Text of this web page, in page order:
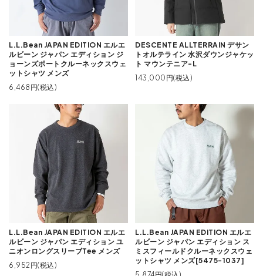
L.L.Bean JAPAN EDITION エルエ
ルビーン ジャパン エディション ジ
ョーンズポートクルーネックスウェ
ットシャツ メンズ
6,468円(税込)
DESCENTE ALLTERRAIN デサン
トオルテライン 水沢ダウンジャケッ
ト マウンテニア-L
143,000円(税込)
L.L.Bean JAPAN EDITION エルエ
ルビーン ジャパン エディション ユ
ニオンロングスリーブTee メンズ
6,952円(税込)
L.L.Bean JAPAN EDITION エルエ
ルビーン ジャパン エディション ス
ミスフィールドクルーネックスウェ
ットシャツ メンズ[5475-1037]